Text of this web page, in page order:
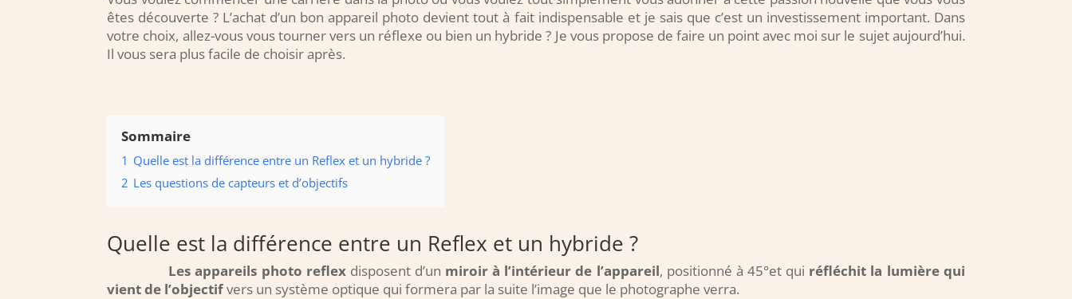
êtes découverte ? L’achat d’un bon appareil photo devient tout à fait indispensable et je sais que c’est un investissement important. Dans
votre choix, allez-vous vous tourner vers un réflexe ou bien un hybride ? Je vous propose de faire un point avec moi sur le sujet aujourd’hui.
Il vous sera plus facile de choisir après.
Sommaire
1 Quelle est la différence entre un Reflex et un hybride ?
2 Les questions de capteurs et d’objectifs
Quelle est la différence entre un Reflex et un hybride ?
Les appareils photo reflexdisposent d’un miroir à l’intérieur de l’appareil, positionné à 45°et qui réfléchit la lumière qui
vient de l’objectifvers un système optique qui formera par la suite l’image que le photographe verra.